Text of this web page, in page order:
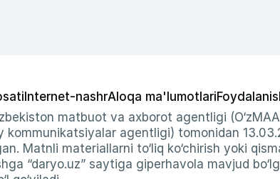
Internet-nashrAloqa ma'lumotlari
matbuot va axborot agentligi
kommunikatsiyalar agentligi) tomonidan
Matnli materiallarni to‘liq ko‘chirish yoki
“daryo.uz” saytiga giperhavola mavjud